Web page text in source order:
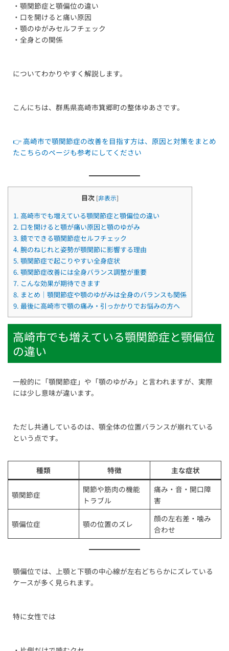
・顎関節症と顎偏位の違い
・口を開けると痛い原因
・顎のゆがみセルフチェック
・全身との関係
についてわかりやすく解説します。
こんにちは、群馬県高崎市箕郷町の整体ゆあさです。
👉 高崎市で顎関節症の改善を目指す方は、原因と対策をまとめ
たこちらのページも参考にしてください
目次 [非表示]
1. 高崎市でも増えている顎関節症と顎偏位の違い
2. 口を開けると顎が痛い原因と顎のゆがみ
3. 鏡でできる顎関節症セルフチェック
4. 腕のねじれと姿勢が顎関節に影響する理由
5. 顎関節症で起こりやすい全身症状
6. 顎関節症改善には全身バランス調整が重要
7. こんな効果が期待できます
8. まとめ｜顎関節症や顎のゆがみは全身のバランスも関係
9. 最後に高崎市で顎の痛み・引っかかりでお悩みの方へ
高崎市でも増えている顎関節症と顎偏位
の違い
一般的に「顎関節症」や「顎のゆがみ」と言われますが、実際
には少し意味が違います。
ただし共通しているのは、顎全体の位置バランスが崩れている
という点です。
種類 特徴 主な症状
顎関節症
関節や筋肉の機能
トラブル
痛み・音・開口障
害
顎偏位症 顎の位置のズレ
顔の左右差・噛み
合わせ
顎偏位では、上顎と下顎の中心線が左右どちらかにズレている
ケースが多く見られます。
特に女性では